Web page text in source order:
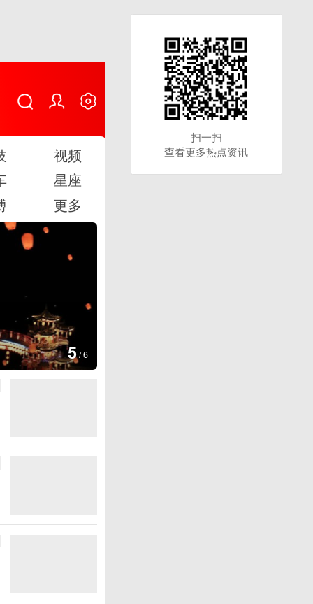
视频
星座
更多
5/6
扫一扫
查看更多热点资讯
扫一扫
查看更多热点资讯